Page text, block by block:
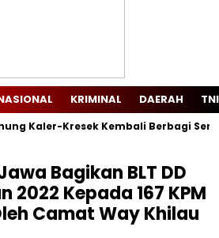
KRIMINAL DAERAH
Kaler-Kresek Kembali Berbagi
Bagikan BLT DD
2022 Kepada 167 KPM
Camat Way Khilau